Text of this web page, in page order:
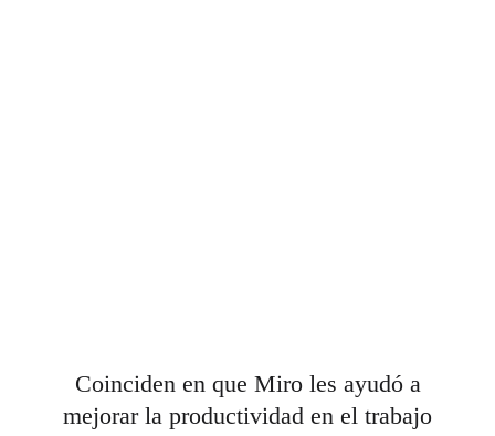
Coinciden en que Miro les ayudó a
mejorar la productividad en el trabajo